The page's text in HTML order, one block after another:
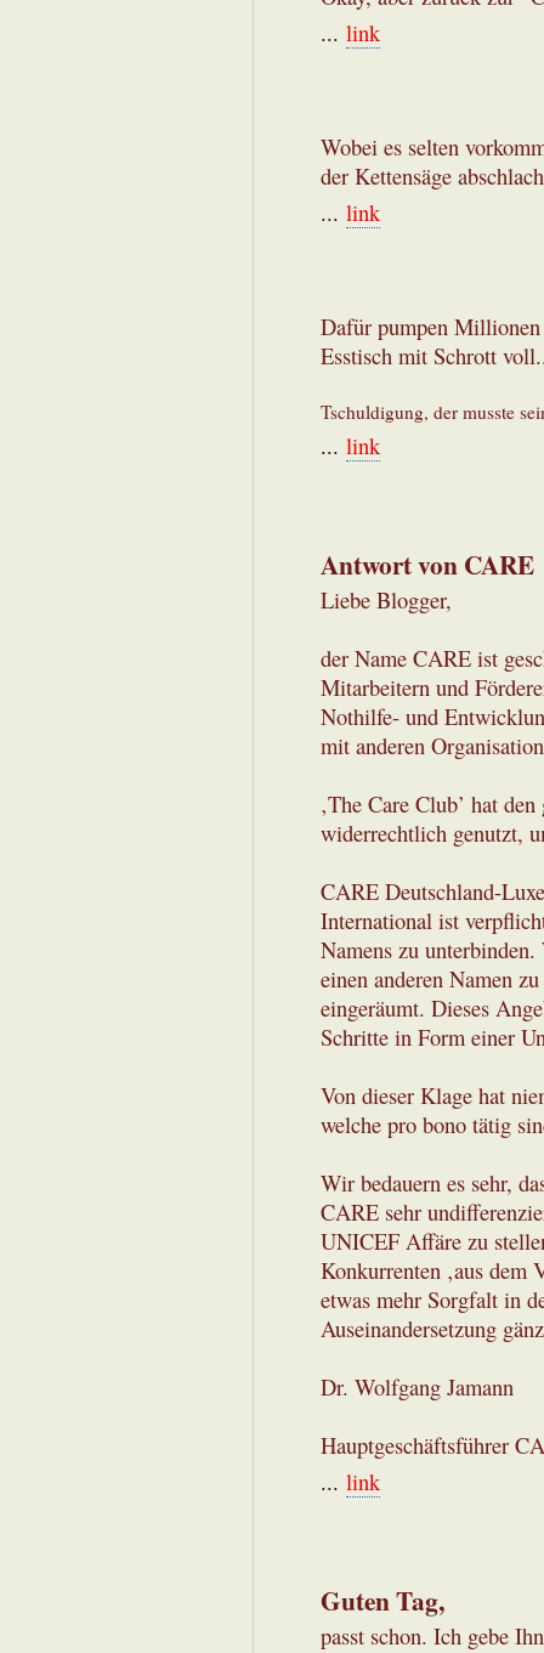
... link
Wobei es selten
der Kettensäge
... link
Dafür pumpen Millionen
Esstisch mit Schrott
Tschuldigung, der musste
... link
Antwort von CARE
Liebe Blogger,
der Name CARE ist
Mitarbeitern und
Nothilfe- und
mit anderen
‚The Care Club’ hat
widerrechtlich genutzt,
CARE Deutschland-
International ist
Namens zu unterbinden.
einen anderen Namen
eingeräumt. Dieses
Schritte in Form einer
Von dieser Klage hat
welche pro bono tätig
Wir bedauern es sehr,
CARE sehr
UNICEF Affäre zu
Konkurrenten ‚aus dem
etwas mehr Sorgfalt in
Auseinandersetzung
Dr. Wolfgang Jamann
Hauptgeschäftsführer
... link
Guten Tag,
passt schon. Ich gebe